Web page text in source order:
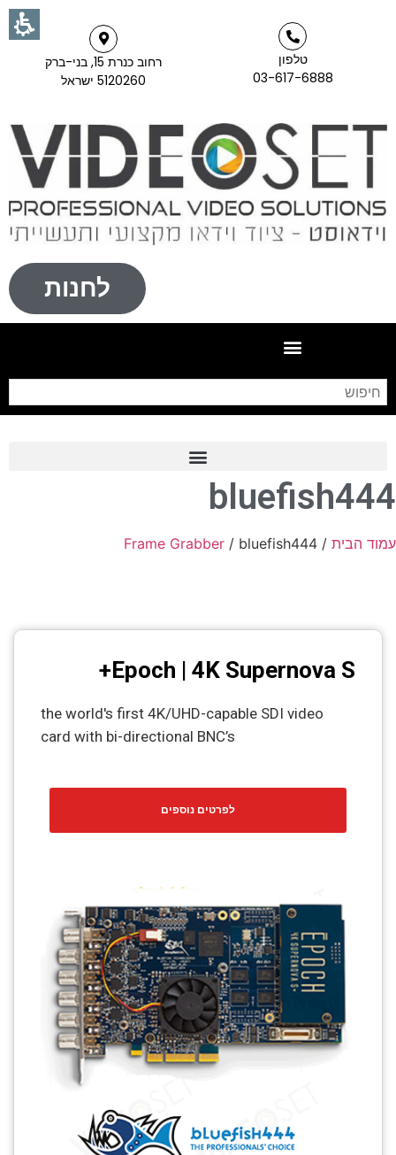
טלפון
03-617-6888
רחוב כנרת 15, בני-ברק
5120260 ישראל
לחנות
Frame Grabber
Industrial Camera
Professional Video Equipment
Visualizer
Fiber Optic
bluefish444
עמוד הבית /
Frame Grabber / bluefish444
Epoch | 4K Supernova S+
the world's first 4K/UHD-capable SDI video
card with bi-directional BNC’s
לפרטים נוספים